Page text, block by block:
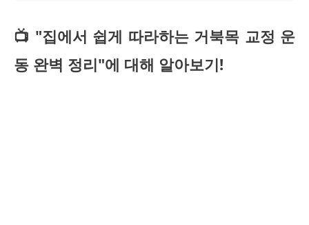
📺 "집에서 쉽게 따라하는 거북목 교정 운
동 완벽 정리"에 대해 알아보기!